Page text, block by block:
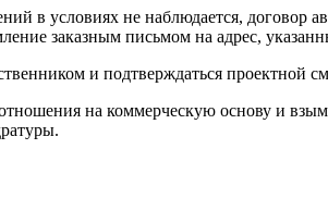
в условиях не наблюдается, договор
заказным письмом на адрес,
и подтверждаться проектной
на коммерческую основу и